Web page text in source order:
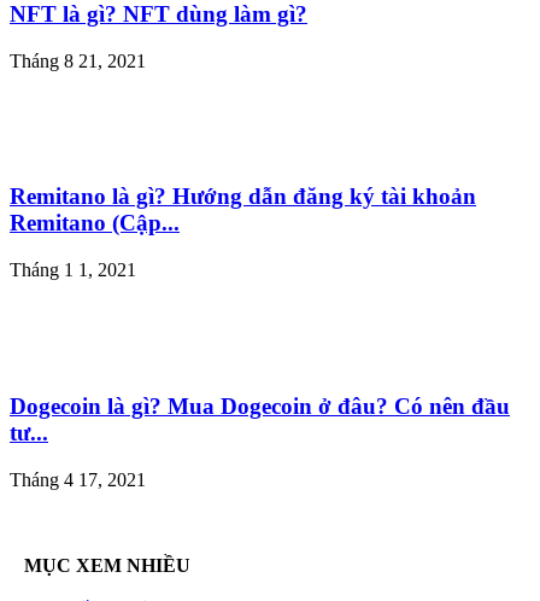
NFT là gì? NFT dùng làm gì?
Tháng 8 21, 2021
Remitano là gì? Hướng dẫn đăng ký tài khoản
Remitano (Cập...
Tháng 1 1, 2021
Dogecoin là gì? Mua Dogecoin ở đâu? Có nên đầu
tư...
Tháng 4 17, 2021
MỤC XEM NHIỀU